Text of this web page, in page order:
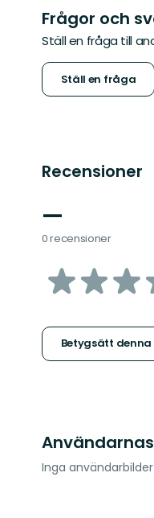
Frågor och
Ställ en fråga till
Ställ en fråga
Recensioner
—
0 recensioner
av
stjärnor
Betygsätt
Inga